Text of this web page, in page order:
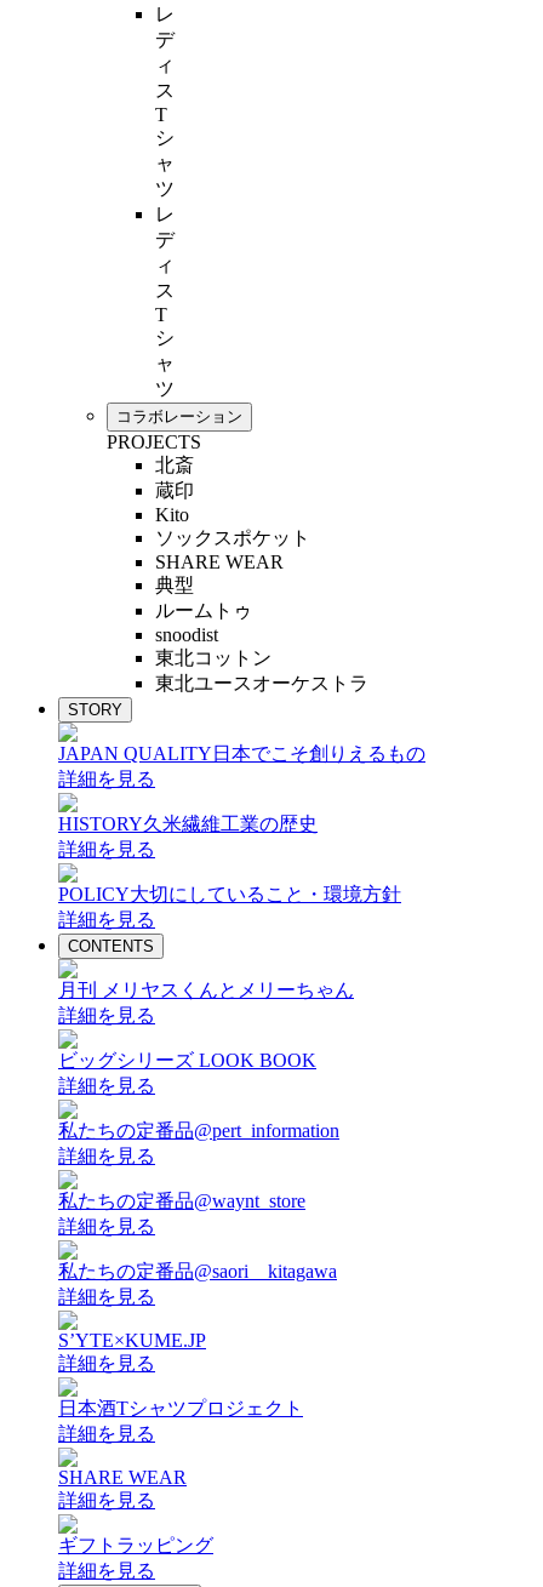
レ
デ
ィ
ス
T
シ
ャ
ツ
レ
デ
ィ
ス
T
シ
ャ
ツ
コラボレーション
PROJECTS
北斎
蔵印
Kito
ソックスポケット
SHARE WEAR
典型
ルームトゥ
snoodist
東北コットン
東北ユースオーケストラ
STORY
JAPAN QUALITY 日本でこそ創りえるもの
詳細を見る
HISTORY久米繊維工業の歴史
詳細を見る
POLICY大切にしていること・環境方針
詳細を見る
CONTENTS
月刊 メリヤスくんとメリーちゃん
詳細を見る
ビッグシリーズ LOOK BOOK
詳細を見る
私たちの定番品@pert_information
詳細を見る
私たちの定番品@waynt_store
詳細を見る
私たちの定番品@saori__kitagawa
詳細を見る
S’YTE×KUME.JP
詳細を見る
日本酒Tシャツプロジェクト
詳細を見る
SHARE WEAR
詳細を見る
ギフトラッピング
詳細を見る